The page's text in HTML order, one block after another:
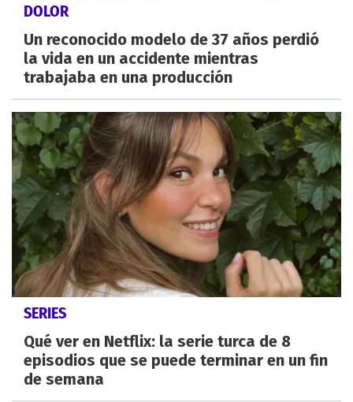
DOLOR
Un reconocido modelo de 37 años perdió
la vida en un accidente mientras
trabajaba en una producción
SERIES
Qué ver en Netflix: la serie turca de 8
episodios que se puede terminar en un fin
de semana